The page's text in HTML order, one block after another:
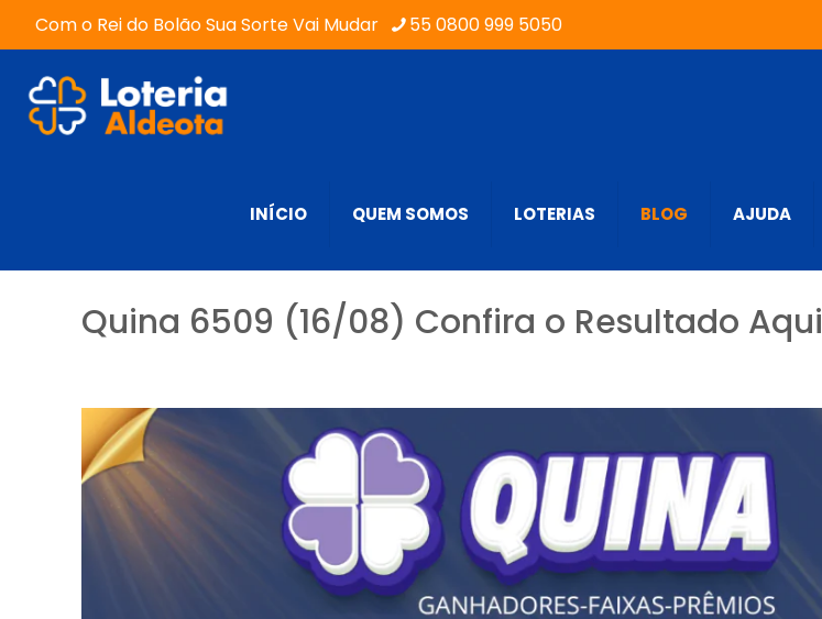
Com o Rei do Bolão Sua Sorte Vai Mudar 55 0800 999 5050
INÍCIO QUEM SOMOS LOTERIAS BLOG AJUDA
Quina 6509 (16/08) Confira o Resultado Aqui